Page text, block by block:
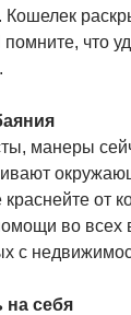
Кошелек
что
манеры
краснейте от
во всех
с
себя